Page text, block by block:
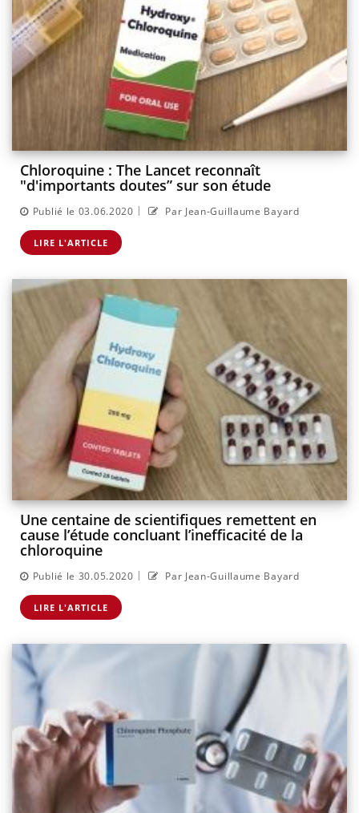
Chloroquine : The Lancet reconnaît
"d'importants doutes” sur son étude
Publié le 03.06.2020 | Par Jean-Guillaume Bayard
LIRE L'ARTICLE
Une centaine de scientifiques remettent en
cause l’étude concluant l’inefficacité de la
chloroquine
Publié le 30.05.2020 | Par Jean-Guillaume Bayard
LIRE L'ARTICLE